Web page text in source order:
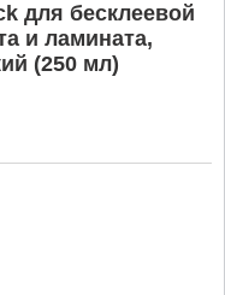
для бесклеевой
и ламината,
(250 мл)